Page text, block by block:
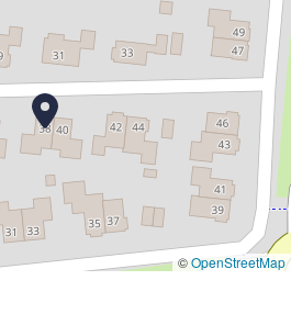
©OpenStreetMap